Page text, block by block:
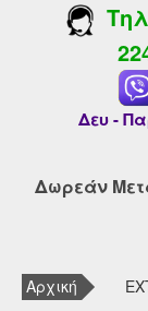
Δευ -
Δωρεάν
Αρχική